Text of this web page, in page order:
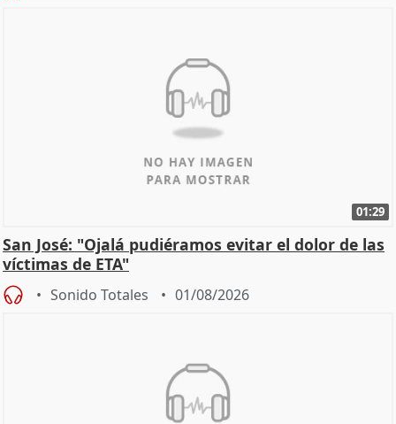
01:29
San José: "Ojalá pudiéramos evitar el dolor de las
víctimas de ETA"
Sonido Totales 01/08/2026